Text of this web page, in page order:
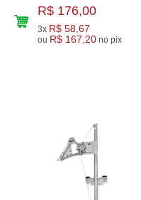
R$ 176,00
3x R$ 58,67
ou R$ 167,20 no pix